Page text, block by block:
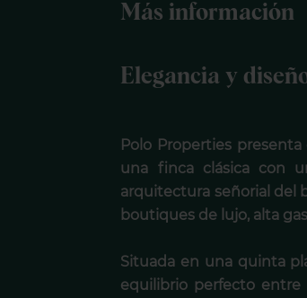
Más información
Elegancia y
Polo Properties
una finca clásica con
arquitectura señorial del
boutiques de lujo, alta
Situada en una quinta
equilibrio perfecto entre